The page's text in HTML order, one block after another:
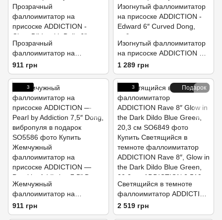
Прозрачный
фаллоимитатор на
присоске ADDICTION —
Clear Dildo with Balls 6″,
вибропуля в подарок
911 грн
Изогнутый фаллоимитатор
на присоске ADDICTION —
Edward 6″ Curved Dong,
вибропуля в подарок
1 289 грн
3
Жемчужный
фаллоимитатор на
присоске ADDICTION —
Pearl by Addiction 7,5″ Dong,
911 грн
Подарок
3
Светящийся в темноте
фаллоимитатор ADDICTION
Rave 8″ Glow in the Dark
Dildo Blue Green, 20,3 см
2 519 грн